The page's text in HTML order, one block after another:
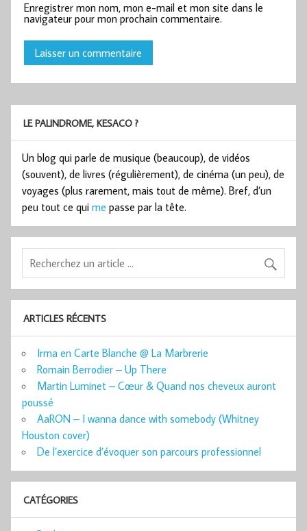
Enregistrer mon nom, mon e-mail et mon site dans le
navigateur pour mon prochain commentaire.
LE PALINDROME, KESACO ?
Un blog qui parle de musique (beaucoup), de vidéos
(souvent), de livres (régulièrement), de cinéma (un peu), de
voyages (plus rarement, mais tout de même). Bref, d’un
peu tout ce qui me passe par la tête.
ARTICLES RÉCENTS
Irma en Carte Blanche @ La Marbrerie
Romain Berrodier – Up There
Martin Luminet – Cœur & Quand nos cheveux auront
poussé
AaRON – I wanna dance with somebody (Whitney
Houston cover)
De l’exercice d’évoquer son parcours professionnel
CATÉGORIES